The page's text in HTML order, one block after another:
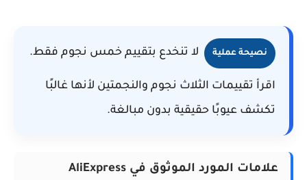
نصيحة عملية لا تنخدع بتقييم خمس نجوم فقط.
اقرأ تقييمات الثلاث نجوم والنجمتين لأنها غالبًا
تكشف عيوبًا حقيقية بدون مبالغة.
علامات المورد الموثوق في AliExpress